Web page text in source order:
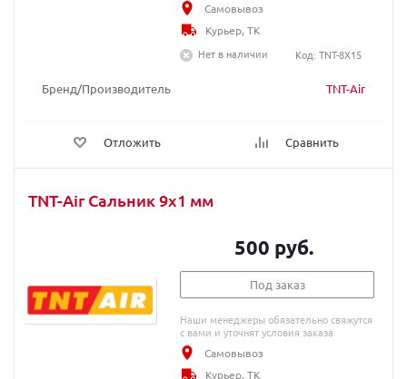
Бренд/Производитель TNT-Air
Отложить Сравнить
Самовывоз
Курьер, ТК
Нет в наличии
Код: TNT-8X15
TNT-Air Сальник 9x1 мм
500 руб.
Под заказ
Наши менеджеры обязательно свяжутся
с вами и уточнят условия заказа
Самовывоз
Курьер, ТК